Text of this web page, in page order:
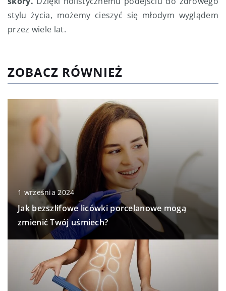
stylu życia, możemy cieszyć się młodym wyglądem
przez wiele lat.
ZOBACZ RÓWNIEŻ
1 września 2024
Jak bezszlifowe licówki porcelanowe mogą
zmienić Twój uśmiech?